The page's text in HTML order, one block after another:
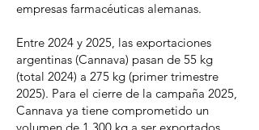
empresas farmacéuticas alemanas.
Entre 2024 y 2025, las exportaciones
argentinas (Cannava) pasan de 55 kg
(total 2024) a 275 kg (primer trimestre
2025). Para el cierre de la campaña 2025,
Cannava ya tiene comprometido un